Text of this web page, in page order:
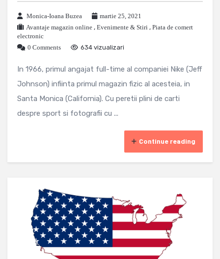
Monica-Ioana Buzea
martie 25, 2021
Avantaje magazin online , Evenimente & Stiri , Piata de comert
electronic
0 Comments
634 vizualizari
In 1966, primul angajat full-time al companiei Nike (Jeff
Johnson) infiinta primul magazin fizic al acesteia, in
Santa Monica (California). Cu peretii plini de carti
despre sport si fotografii cu ...
Continue reading